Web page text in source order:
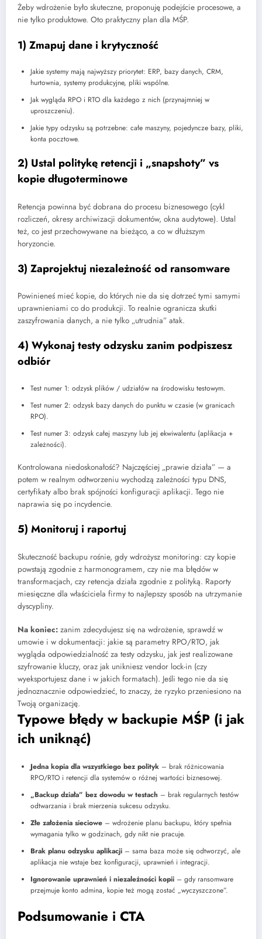
Żeby wdrożenie było skuteczne, proponuję podejście procesowe, a
nie tylko produktowe. Oto praktyczny plan dla MŚP.
1) Zmapuj dane i krytyczność
Jakie systemy mają najwyższy priorytet: ERP, bazy danych, CRM,
hurtownia, systemy produkcyjne, pliki wspólne.
Jak wygląda RPO i RTO dla każdego z nich (przynajmniej w
uproszczeniu).
Jakie typy odzysku są potrzebne: całe maszyny, pojedyncze bazy, pliki,
konta pocztowe.
2) Ustal politykę retencji i „snapshoty” vs
kopie długoterminowe
Retencja powinna być dobrana do procesu biznesowego (cykl
rozliczeń, okresy archiwizacji dokumentów, okna audytowe). Ustal
też, co jest przechowywane na bieżąco, a co w dłuższym
horyzoncie.
3) Zaprojektuj niezależność od ransomware
Powinieneś mieć kopie, do których nie da się dotrzeć tymi samymi
uprawnieniami co do produkcji. To realnie ogranicza skutki
zaszyfrowania danych, a nie tylko „utrudnia” atak.
4) Wykonaj testy odzysku zanim podpiszesz
odbiór
Test numer 1: odzysk plików / udziałów na środowisku testowym.
Test numer 2: odzysk bazy danych do punktu w czasie (w granicach
RPO).
Test numer 3: odzysk całej maszyny lub jej ekwiwalentu (aplikacja +
zależności).
Kontrolowana niedoskonałość? Najczęściej „prawie działa” — a
potem w realnym odtworzeniu wychodzą zależności typu DNS,
certyfikaty albo brak spójności konfiguracji aplikacji. Tego nie
naprawia się po incydencie.
5) Monitoruj i raportuj
Skuteczność backupu rośnie, gdy wdrożysz monitoring: czy kopie
powstają zgodnie z harmonogramem, czy nie ma błędów w
transformacjach, czy retencja działa zgodnie z polityką. Raporty
miesięczne dla właściciela firmy to najlepszy sposób na utrzymanie
dyscypliny.
Na koniec: zanim zdecydujesz się na wdrożenie, sprawdź w
umowie i w dokumentacji: jakie są parametry RPO/RTO, jak
wygląda odpowiedzialność za testy odzysku, jak jest realizowane
szyfrowanie kluczy, oraz jak unikniesz vendor lock-in (czy
wyeksportujesz dane i w jakich formatach). Jeśli tego nie da się
jednoznacznie odpowiedzieć, to znaczy, że ryzyko przeniesiono na
Twoją organizację.
Typowe błędy w backupie MŚP (i jak
ich uniknąć)
Jedna kopia dla wszystkiego bez polityk – brak różnicowania
RPO/RTO i retencji dla systemów o różnej wartości biznesowej.
„Backup działa” bez dowodu w testach – brak regularnych testów
odtwarzania i brak mierzenia sukcesu odzysku.
Złe założenia sieciowe – wdrożenie planu backupu, który spełnia
wymagania tylko w godzinach, gdy nikt nie pracuje.
Brak planu odzysku aplikacji – sama baza może się odtworzyć, ale
aplikacja nie wstaje bez konfiguracji, uprawnień i integracji.
Ignorowanie uprawnień i niezależności kopii – gdy ransomware
przejmuje konto admina, kopie też mogą zostać „wyczyszczone”.
Podsumowanie i CTA